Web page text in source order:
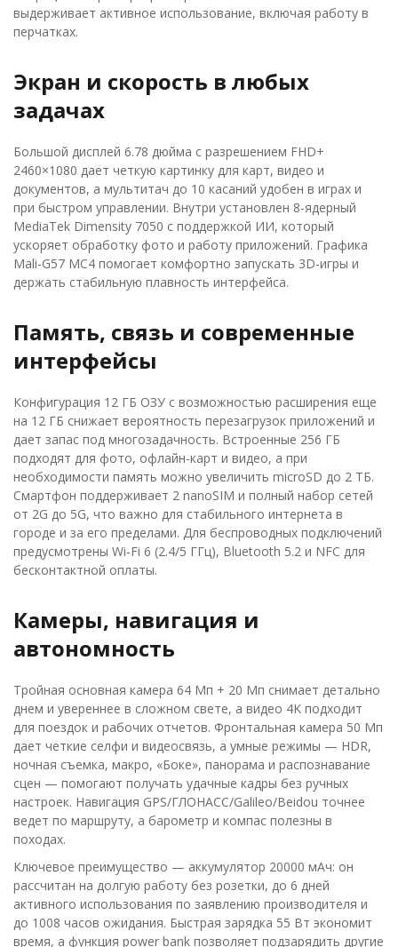
выдерживает активное использование, включая работу в
перчатках.
Экран и скорость в любых
задачах
Большой дисплей 6.78 дюйма с разрешением FHD+
2460×1080 дает четкую картинку для карт, видео и
документов, а мультитач до 10 касаний удобен в играх и
при быстром управлении. Внутри установлен 8-ядерный
MediaTek Dimensity 7050 с поддержкой ИИ, который
ускоряет обработку фото и работу приложений. Графика
Mali-G57 MC4 помогает комфортно запускать 3D-игры и
держать стабильную плавность интерфейса.
Память, связь и современные
интерфейсы
Конфигурация 12 ГБ ОЗУ с возможностью расширения еще
на 12 ГБ снижает вероятность перезагрузок приложений и
дает запас под многозадачность. Встроенные 256 ГБ
подходят для фото, офлайн-карт и видео, а при
необходимости память можно увеличить microSD до 2 ТБ.
Смартфон поддерживает 2 nanoSIM и полный набор сетей
от 2G до 5G, что важно для стабильного интернета в
городе и за его пределами. Для беспроводных подключений
предусмотрены Wi‑Fi 6 (2.4/5 ГГц), Bluetooth 5.2 и NFC для
бесконтактной оплаты.
Камеры, навигация и
автономность
Тройная основная камера 64 Мп + 20 Мп снимает детально
днем и увереннее в сложном свете, а видео 4K подходит
для поездок и рабочих отчетов. Фронтальная камера 50 Мп
дает четкие селфи и видеосвязь, а умные режимы — HDR,
ночная съемка, макро, «Боке», панорама и распознавание
сцен — помогают получать удачные кадры без ручных
настроек. Навигация GPS/ГЛОНАСС/Galileo/Beidou точнее
ведет по маршруту, а барометр и компас полезны в
походах.
Ключевое преимущество — аккумулятор 20000 мАч: он
рассчитан на долгую работу без розетки, до 6 дней
активного использования по заявлению производителя и
до 1008 часов ожидания. Быстрая зарядка 55 Вт экономит
время, а функция power bank позволяет подзарядить другие